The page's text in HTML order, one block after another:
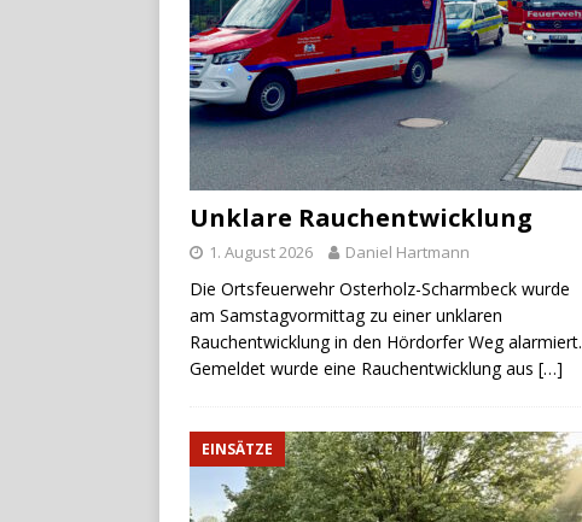
Unklare Rauchentwicklung
1. August 2026 Daniel Hartmann
Die Ortsfeuerwehr Osterholz-Scharmbeck wurde
am Samstagvormittag zu einer unklaren
Rauchentwicklung in den Hördorfer Weg alarmiert.
Gemeldet wurde eine Rauchentwicklung aus […]
EINSÄTZE